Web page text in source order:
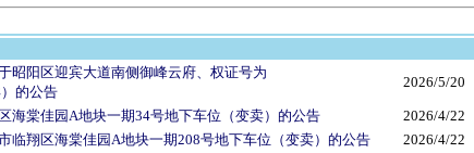
昭阳区迎宾大道南侧御峰云府、权证号为
的公告
2026/5/20
海棠佳园A地块一期34号地下车位（变卖）的公告
2026/4/22
临翔区海棠佳园A地块一期208号地下车位（变卖）的公告
2026/4/22